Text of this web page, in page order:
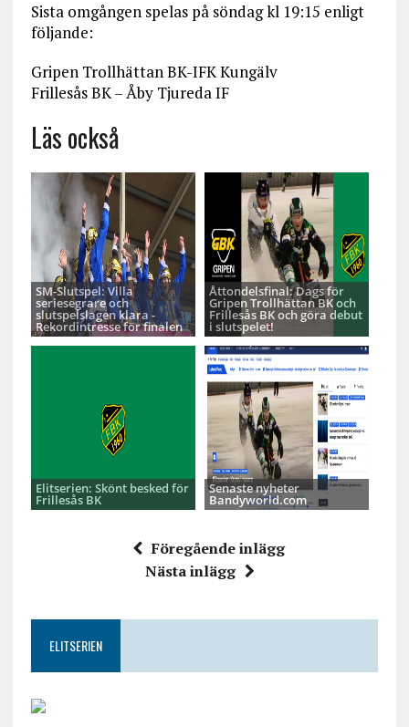
Sista omgången spelas på söndag kl 19:15 enligt
följande:
Gripen Trollhättan BK-IFK Kungälv
Frillesås BK – Åby Tjureda IF
Läs också
SM-Slutspel: Villa
seriesegrare och
slutspelslagen klara -
Rekordintresse för finalen
Åttondelsfinal: Dags för
Gripen Trollhättan BK och
Frillesås BK och göra debut
i slutspelet!
Elitserien: Skönt besked för
Frillesås BK
Senaste nyheter
Bandyworld.com
Föregående inlägg
Nästa inlägg
ELITSERIEN